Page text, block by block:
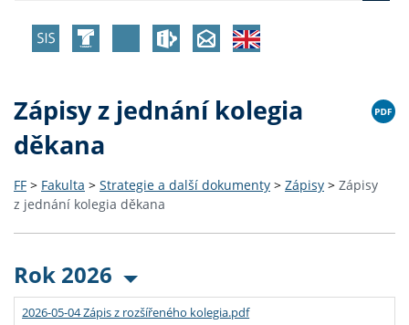
Zápisy z jednání kolegia
děkana
FF > Fakulta > Strategie a další dokumenty > Zápisy > Zápisy
z jednání kolegia děkana
Rok 2026
2026-05-04 Zápis z rozšířeného kolegia.pdf